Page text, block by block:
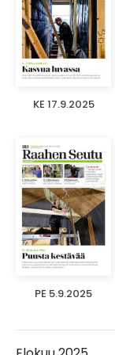
KE 17.9.2025
PE 5.9.2025